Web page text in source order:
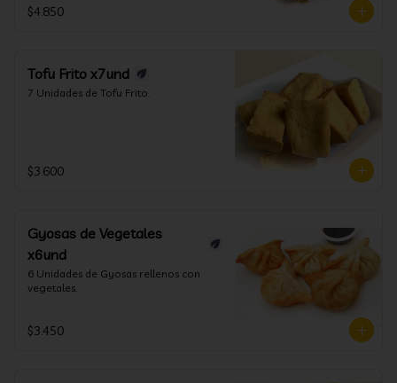
$4.850
Tofu Frito x7und
7 Unidades de Tofu Frito.
$3.600
Gyosas de Vegetales
x6und
6 Unidades de Gyosas rellenos con
vegetales.
$3.450